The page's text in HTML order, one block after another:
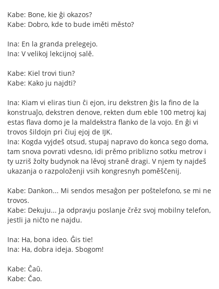
Kabe: Bone, kie ĝi okazos?
Kabe: Dobro, kde to bude iměti město?
Ina: En la granda prelegejo.
Ina: V velikoj lekcijnoj salě.
Kabe: Kiel trovi tiun?
Kabe: Kako ju najdti?
Ina: Kiam vi eliras tiun ĉi ejon, iru dekstren ĝis la fino de la
konstruaĵo, dekstren denove, rekten dum eble 100 metroj kaj
estas flava domo je la maldekstra flanko de la vojo. En ĝi vi
trovos ŝildojn pri ĉiuj ejoj de IJK.
Ina: Kogda vyjdeš otsud, stupaj napravo do konca sego doma,
tam snova povrati vdesno, idi prěmo priblizno sotku metrov i
ty uzriš žolty budynok na lěvoj straně dragi. V njem ty najdeš
ukazanja o razpoloženji vsih kongresnyh poměščenij.
Kabe: Dankon... Mi sendos mesaĝon per poŝtelefono, se mi ne
trovos.
Kabe: Dekuju... Ja odpravju poslanje črěz svoj mobilny telefon,
jestli ja ničto ne najdu.
Ina: Ha, bona ideo. Ĝis tie!
Ina: Ha, dobra ideja. Sbogom!
Kabe: Ĉaŭ.
Kabe: Čao.